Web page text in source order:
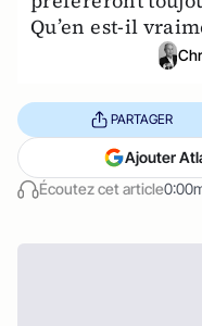
Qu’en est-il
Écoutez cet article
PARTAGER
Ajouter